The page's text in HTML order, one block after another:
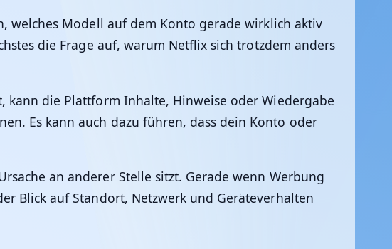
welches Modell auf dem Konto gerade wirklich aktiv
die Frage auf, warum Netflix sich trotzdem anders
die Plattform Inhalte, Hinweise oder Wiedergabe
Es kann auch dazu führen, dass dein Konto oder
an anderer Stelle sitzt. Gerade wenn Werbung
Blick auf Standort, Netzwerk und Geräteverhalten